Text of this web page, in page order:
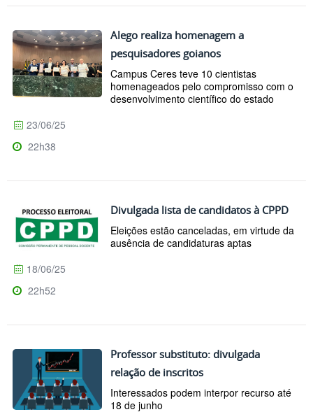
Alego realiza homenagem a
pesquisadores goianos
Campus Ceres teve 10 cientistas
homenageados pelo compromisso com o
desenvolvimento científico do estado
23/06/25
22h38
Divulgada lista de candidatos à CPPD
Eleições estão canceladas, em virtude da
ausência de candidaturas aptas
18/06/25
22h52
Professor substituto: divulgada
relação de inscritos
Interessados podem interpor recurso até
18 de junho